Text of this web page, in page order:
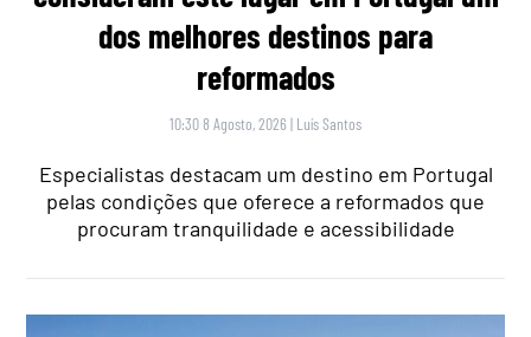
dos melhores destinos para
reformados
10:30 8 Agosto, 2026 | Luís Santos
Especialistas destacam um destino em Portugal
pelas condições que oferece a reformados que
procuram tranquilidade e acessibilidade